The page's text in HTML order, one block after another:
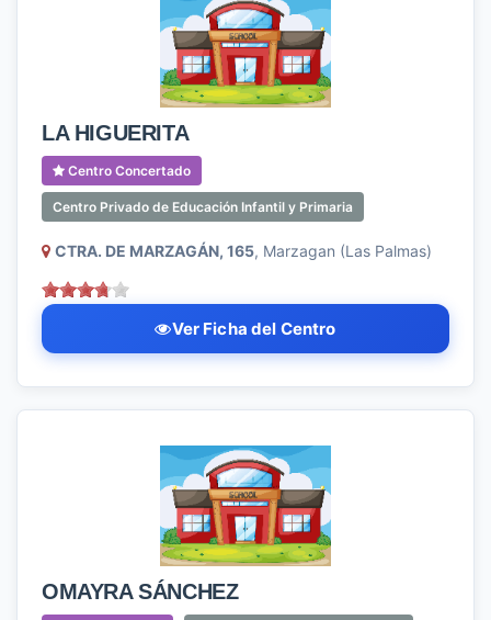
LA HIGUERITA
Centro Concertado
Centro Privado de Educación Infantil y Primaria
CTRA. DE MARZAGÁN, 165, Marzagan (Las Palmas)
Ver Ficha del Centro
OMAYRA SÁNCHEZ